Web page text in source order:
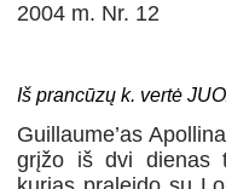
2004 m. Nr. 12
Iš prancūzų k. vertė
Guillaume’as
grįžo iš dvi dienas